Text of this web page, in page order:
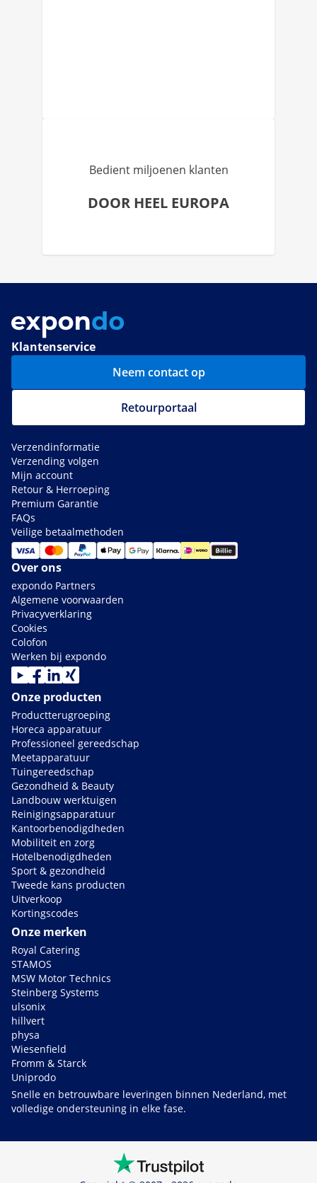
Bedient miljoenen klanten
DOOR HEEL EUROPA
Klantenservice
Neem contact op
Retourportaal
Verzendinformatie
Verzending volgen
Mijn account
Retour & Herroeping
Premium Garantie
FAQs
Veilige betaalmethoden
Over ons
expondo Partners
Algemene voorwaarden
Privacyverklaring
Cookies
Colofon
Werken bij expondo
Onze producten
Productterugroeping
Horeca apparatuur
Professioneel gereedschap
Meetapparatuur
Tuingereedschap
Gezondheid & Beauty
Landbouw werktuigen
Reinigingsapparatuur
Kantoorbenodigdheden
Mobiliteit en zorg
Hotelbenodigdheden
Sport & gezondheid
Tweede kans producten
Uitverkoop
Kortingscodes
Onze merken
Royal Catering
STAMOS
MSW Motor Technics
Steinberg Systems
ulsonix
hillvert
physa
Wiesenfield
Fromm & Starck
Uniprodo
Snelle en betrouwbare leveringen binnen Nederland, met
volledige ondersteuning in elke fase.